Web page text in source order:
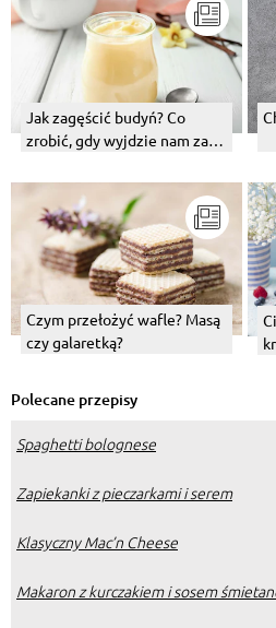
Jak zagęścić budyń? Co
zrobić, gdy wyjdzie nam za
Czym przełożyć wafle? Masą
czy galaretką?
Polecane przepisy
Spaghetti bolognese
Zapiekanki z pieczarkami i serem
Klasyczny Mac’n Cheese
Makaron z kurczakiem i sosem